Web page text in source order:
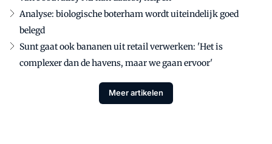
Analyse: biologische boterham wordt uiteindelijk goed
belegd
Sunt gaat ook bananen uit retail verwerken: 'Het is
complexer dan de havens, maar we gaan ervoor'
Meer artikelen